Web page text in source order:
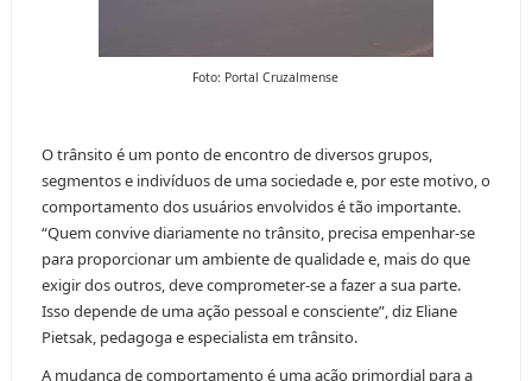
Foto: Portal Cruzalmense
O trânsito é um ponto de encontro de diversos grupos,
segmentos e indivíduos de uma sociedade e, por este motivo, o
comportamento dos usuários envolvidos é tão importante.
“Quem convive diariamente no trânsito, precisa empenhar-se
para proporcionar um ambiente de qualidade e, mais do que
exigir dos outros, deve comprometer-se a fazer a sua parte.
Isso depende de uma ação pessoal e consciente”, diz Eliane
Pietsak, pedagoga e especialista em trânsito.
A mudança de comportamento é uma ação primordial para a